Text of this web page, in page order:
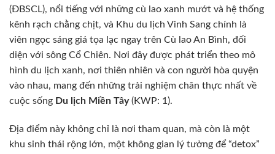
(ĐBSCL), nổi tiếng với những cù lao xanh mướt và hệ thống
kênh rạch chằng chịt, và Khu du lịch Vinh Sang chính là
viên ngọc sáng giá tọa lạc ngay trên Cù lao An Bình, đối
diện với sông Cổ Chiên. Nơi đây được phát triển theo mô
hình du lịch xanh, nơi thiên nhiên và con người hòa quyện
vào nhau, mang đến những trải nghiệm chân thực nhất về
cuộc sống Du lịch Miền Tây(KWP: 1).
Địa điểm này không chỉ là nơi tham quan, mà còn là một
khu sinh thái rộng lớn, một không gian lý tưởng để “detox”